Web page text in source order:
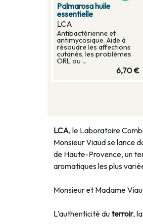
Palmarosa huile
essentielle
LCA
Antibactérienne et
antimycosique. Aide à
résoudre les affections
cutanés, les problèmes
ORL ou ...
6,70 €
LCA, le Laboratoire
Monsieur Viaud se lance
de Haute-Provence, un
aromatiques les plus
Monsieur et Madame
L’authenticité duterroir, la